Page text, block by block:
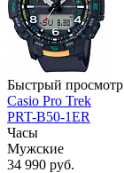
Быстрый просмотр
Casio Pro Trek
PRT-B50-1ER
Часы
Мужские
34 990 руб.